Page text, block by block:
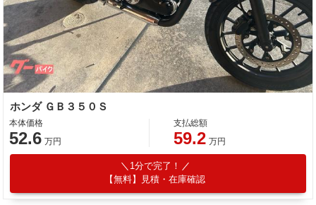
ホンダ ＧＢ３５０Ｓ
本体価格
52.6 万円
支払総額
59.2 万円
1分で完了！
【無料】見積・在庫確認